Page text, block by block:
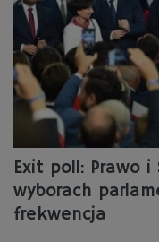
Exit poll: Prawo
wyborach
frekwencja